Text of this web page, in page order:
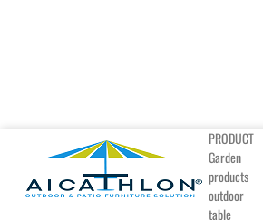
PRODUCT
Garden
products
outdoor
table